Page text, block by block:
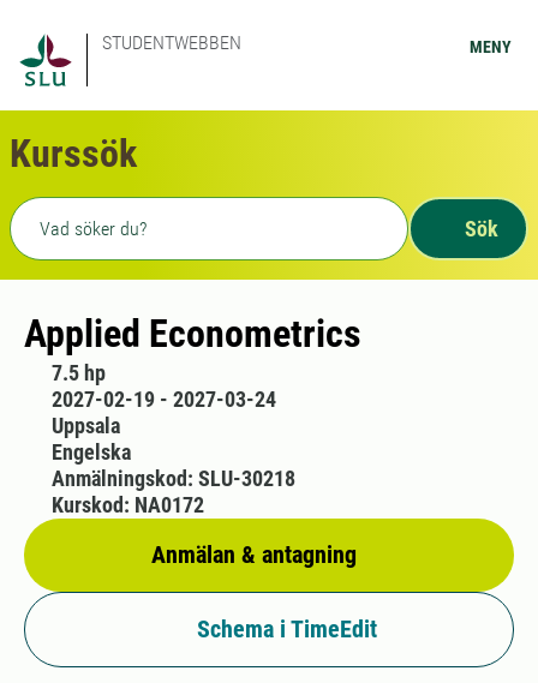
STUDENTWEBBEN MENY
Kurssök
Fritext sökning
Sök
Applied Econometrics
7.5 hp
2027-02-19 - 2027-03-24
Uppsala
Engelska
Anmälan & antagning
Anmälningskod: SLU-30218
Kurskod: NA0172
Schema i TimeEdit